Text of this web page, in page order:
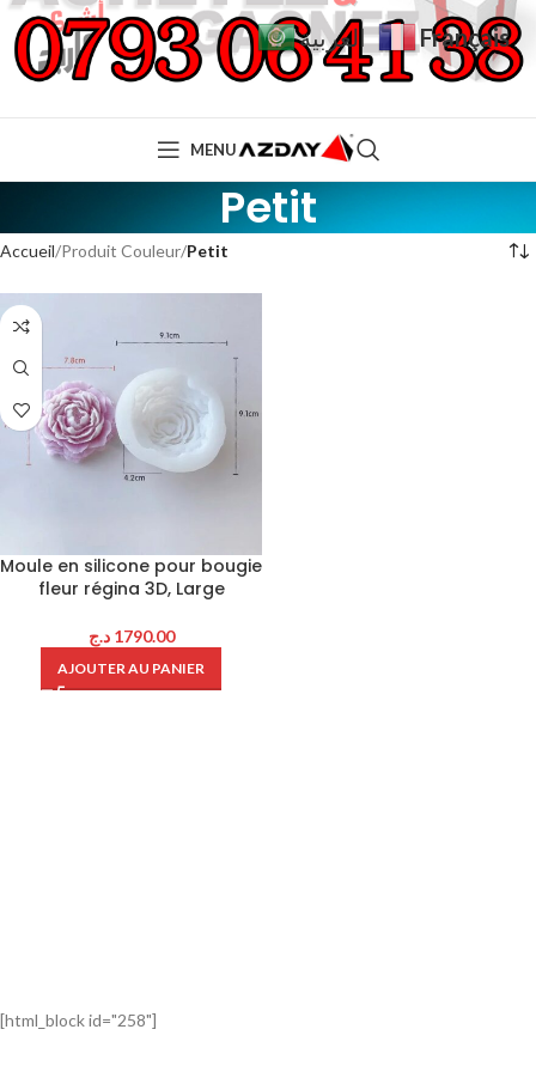
MENU
Petit
Accueil Produit Couleur Petit
Moule en silicone pour bougie
fleur régina 3D, Large
1790.00 د.ج
AJOUTER AU PANIER
[html_block id="258"]
العربية Français